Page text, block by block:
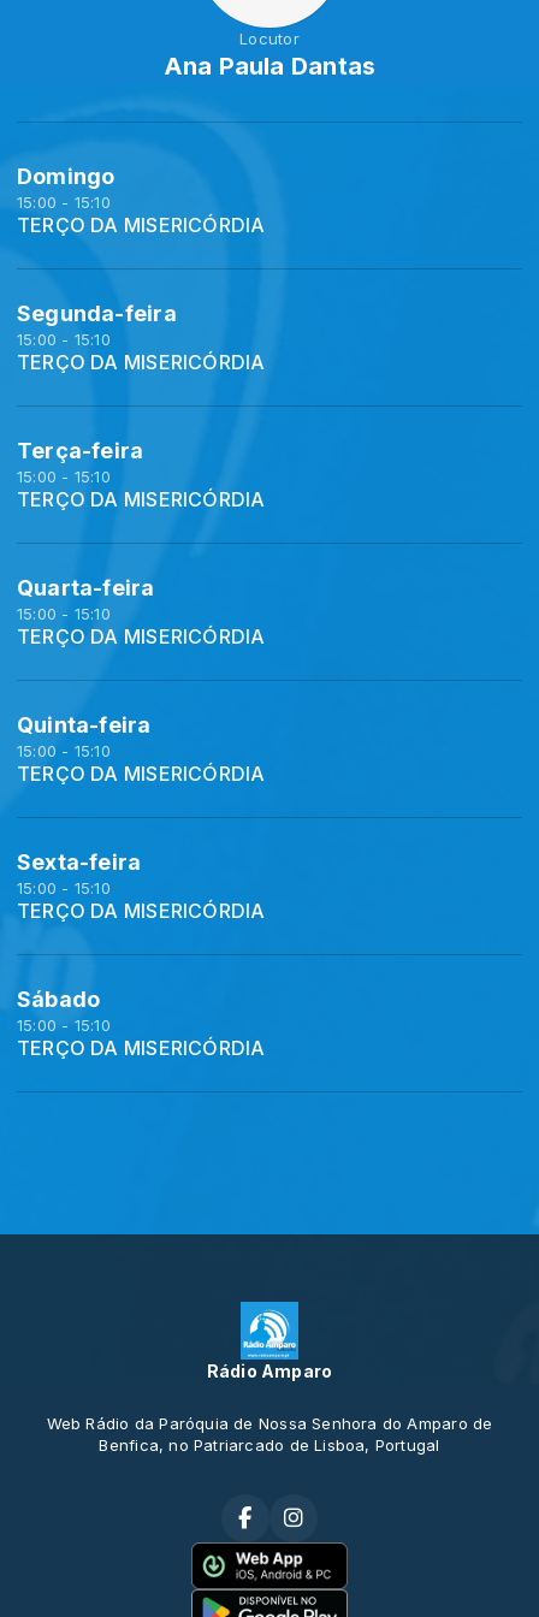
Locutor
Ana Paula Dantas
Domingo
15:00 - 15:10
TERÇO DA MISERICÓRDIA
Segunda-feira
15:00 - 15:10
TERÇO DA MISERICÓRDIA
Terça-feira
15:00 - 15:10
TERÇO DA MISERICÓRDIA
Quarta-feira
15:00 - 15:10
TERÇO DA MISERICÓRDIA
Quinta-feira
15:00 - 15:10
TERÇO DA MISERICÓRDIA
Sexta-feira
15:00 - 15:10
TERÇO DA MISERICÓRDIA
Sábado
15:00 - 15:10
TERÇO DA MISERICÓRDIA
Rádio Amparo
Web Rádio da Paróquia de Nossa Senhora do Amparo de
Benfica, no Patriarcado de Lisboa, Portugal